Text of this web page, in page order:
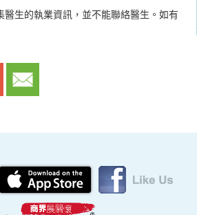
醫生的執業資訊，並不能聯絡醫生。如有